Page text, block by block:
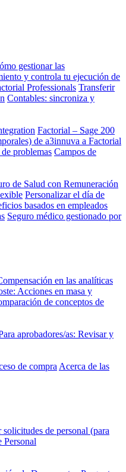
gestionar las
y controla tu ejecución de
Professionals Transferir
Contables: sincroniza y
Factorial – Sage 200
de a3innuva a Factorial
problemas Campos de
de Salud con Remuneración
Personalizar el día de
basados en empleados
Seguro médico gestionado por
en las analíticas
Acciones en masa y
de conceptos de
aprobadores/as: Revisar y
de compra Acerca de las
de personal (para
Personal